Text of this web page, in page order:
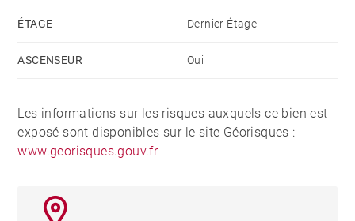
ÉTAGE Dernier Étage
ASCENSEUR Oui
Les informations sur les risques auxquels ce bien est
exposé sont disponibles sur le site Géorisques :
www.georisques.gouv.fr